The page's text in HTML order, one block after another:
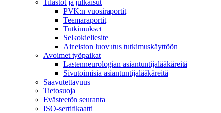
Tilastot ja julkaisut
PVK:n vuosiraportit
Teemaraportit
Tutkimukset
Selkokieliesite
Aineiston luovutus tutkimuskäyttöön
Avoimet työpaikat
Lastenneurologian asiantuntijalääkäreitä
Sivutoimisia asiantuntijalääkäreitä
Saavutettavuus
Tietosuoja
Evästeetön seuranta
ISO-sertifikaatti